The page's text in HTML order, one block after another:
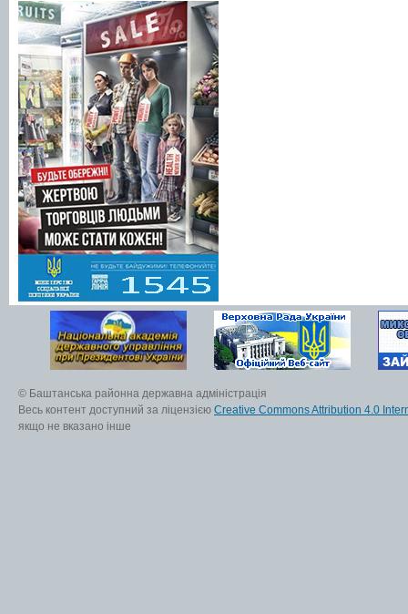
© Баштанська районна державна адміністрація
Весь контент доступний за ліцензією Creative Commons Attribution 4.0
якщо не вказано інше